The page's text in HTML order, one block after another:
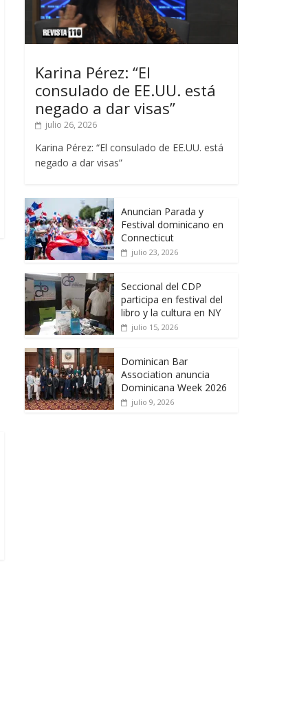
Karina Pérez: “El
consulado de EE.UU. está
negado a dar visas”
julio 26, 2026
Karina Pérez: “El consulado de EE.UU. está
negado a dar visas”
Anuncian Parada y
Festival dominicano en
Connecticut
julio 23, 2026
Seccional del CDP
participa en festival del
libro y la cultura en NY
julio 15, 2026
Dominican Bar
Association anuncia
Dominicana Week 2026
julio 9, 2026